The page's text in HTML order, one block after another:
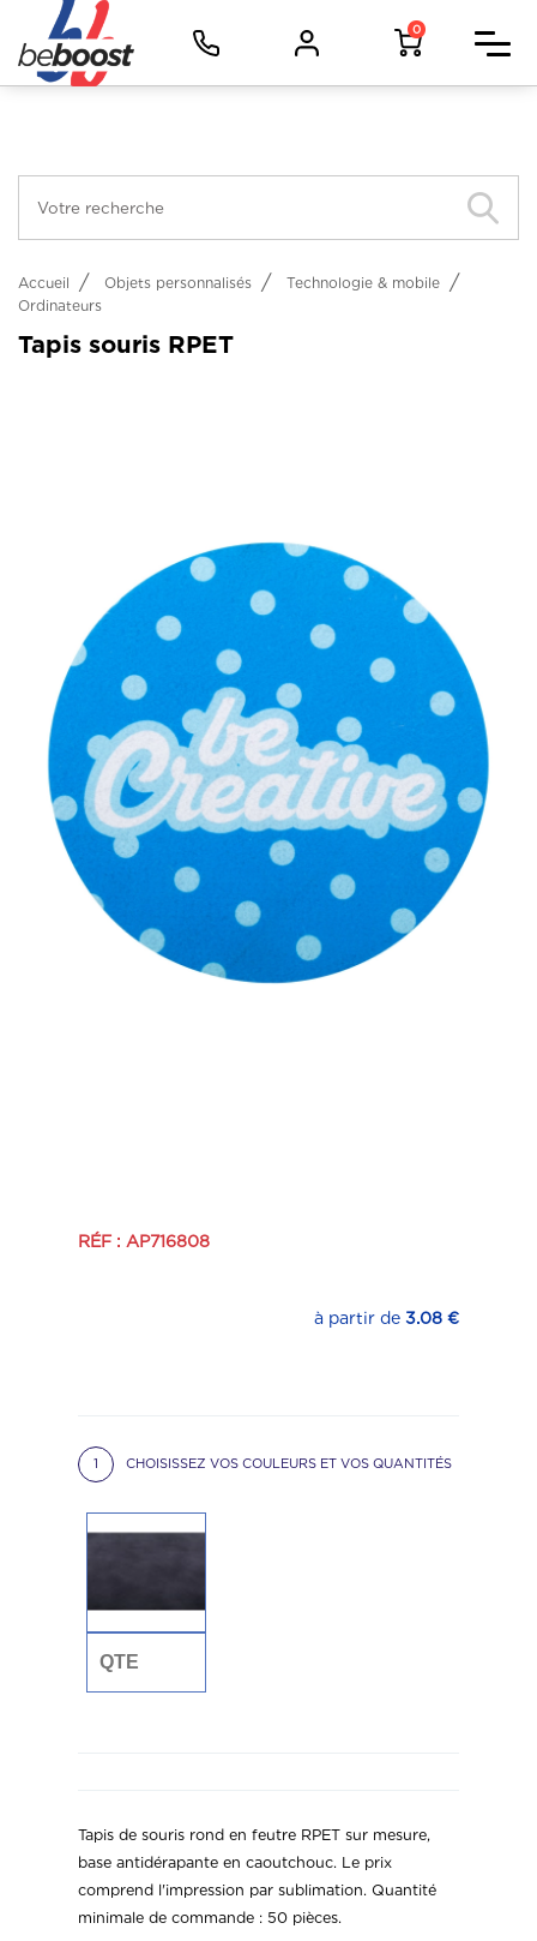
Facebook (Customer Chat) est désactivé. Autoriser
0
Vêtements d'image
Vêtements de travail
Objets
Métiers
Accueil Objets personnalisés
Technologie & mobile
Ordinateurs
Tapis souris RPET
RÉF : AP716808
à partir de 3.08 €
1 CHOISISSEZ VOS COULEURS ET VOS QUANTITÉS
Tapis de souris rond en feutre RPET sur mesure,
base antidérapante en caoutchouc. Le prix
comprend l'impression par sublimation. Quantité
minimale de commande : 50 pièces.
Panneau de gestion des cookies